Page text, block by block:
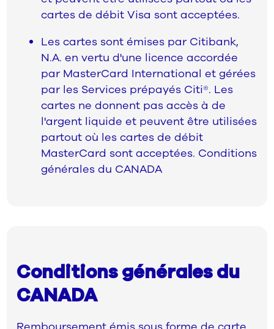
cartes de débit Visa sont acceptées.
Les cartes sont émises par Citibank,
N.A. en vertu d'une licence accordée
par MasterCard International et gérées
par les Services prépayés Citi®. Les
cartes ne donnent pas accès à de
l'argent liquide et peuvent être utilisées
partout où les cartes de débit
MasterCard sont acceptées. Conditions
générales du CANADA
Conditions générales du
CANADA